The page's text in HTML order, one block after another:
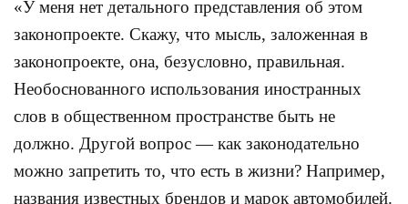
«У меня нет детального представления об этом
законопроекте. Скажу, что мысль, заложенная в
законопроекте, она, безусловно, правильная.
Необоснованного использования иностранных
слов в общественном пространстве быть не
должно. Другой вопрос — как законодательно
можно запретить то, что есть в жизни? Например,
названия известных брендов и марок автомобилей.